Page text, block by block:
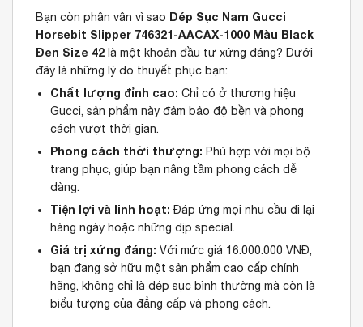
Bạn còn phân vân vì sao Dép Sục Nam Gucci
Horsebit Slipper 746321-AACAX-1000 Màu Black
Đen Size 42 là một khoản đầu tư xứng đáng? Dưới
đây là những lý do thuyết phục bạn:
Chất lượng đỉnh cao: Chỉ có ở thương hiệu
Gucci, sản phẩm này đảm bảo độ bền và phong
cách vượt thời gian.
Phong cách thời thượng: Phù hợp với mọi bộ
trang phục, giúp bạn nâng tầm phong cách dễ
dàng.
Tiện lợi và linh hoạt: Đáp ứng mọi nhu cầu đi lại
hàng ngày hoặc những dịp special.
Giá trị xứng đáng: Với mức giá 16.000.000 VNĐ,
bạn đang sở hữu một sản phẩm cao cấp chính
hãng, không chỉ là dép sục bình thường mà còn là
biểu tượng của đẳng cấp và phong cách.